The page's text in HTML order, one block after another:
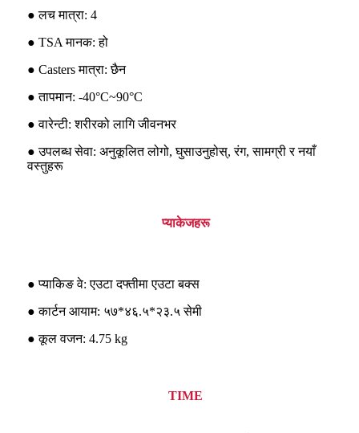
● लच मात्रा: 4
● TSA मानक: हो
● Casters मात्रा: छैन
● तापमान: -40°C~90°C
● वारेन्टी: शरीरको लागि जीवनभर
● उपलब्ध सेवा: अनुकूलित लोगो, घुसाउनुहोस्, रंग, सामग्री र नयाँ
वस्तुहरू
प्याकेजहरू
● प्याकिङ वे: एउटा दफ्तीमा एउटा बक्स
● कार्टन आयाम: ५७*४६.५*२३.५ सेमी
● कूल वजन: 4.75 kg
TIME